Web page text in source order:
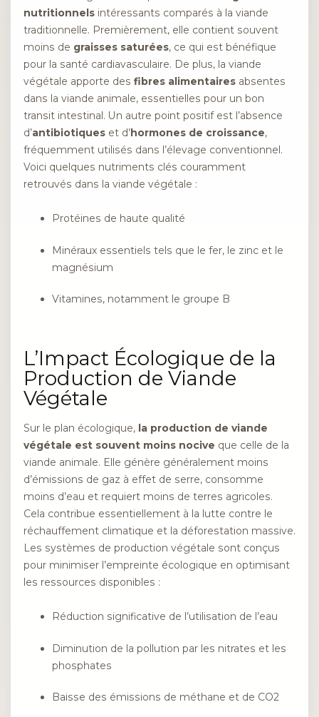
nutritionnels intéressants comparés à la viande
traditionnelle. Premièrement, elle contient souvent
moins de graisses saturées, ce qui est bénéfique
pour la santé cardiavasculaire. De plus, la viande
végétale apporte des fibres alimentaires absentes
dans la viande animale, essentielles pour un bon
transit intestinal. Un autre point positif est l’absence
d’antibiotiques et d’hormones de croissance,
fréquemment utilisés dans l’élevage conventionnel.
Voici quelques nutriments clés couramment
retrouvés dans la viande végétale :
Protéines de haute qualité
Minéraux essentiels tels que le fer, le zinc et le
magnésium
Vitamines, notamment le groupe B
L’Impact Écologique de la
Production de Viande
Végétale
Sur le plan écologique, la production de viande
végétale est souvent moins nocive que celle de la
viande animale. Elle génère généralement moins
d’émissions de gaz à effet de serre, consomme
moins d’eau et requiert moins de terres agricoles.
Cela contribue essentiellement à la lutte contre le
réchauffement climatique et la déforestation massive.
Les systèmes de production végétale sont conçus
pour minimiser l’empreinte écologique en optimisant
les ressources disponibles :
Réduction significative de l’utilisation de l’eau
Diminution de la pollution par les nitrates et les
phosphates
Baisse des émissions de méthane et de CO2